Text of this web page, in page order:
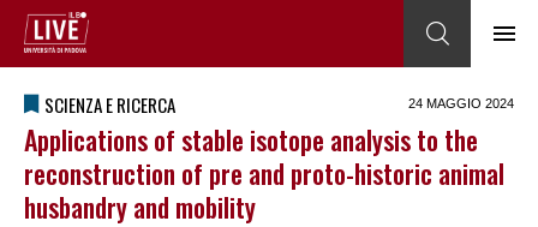
SCIENZA E RICERCA 24 MAGGIO 2024
Applications of stable isotope analysis to the
reconstruction of pre and proto-historic animal
husbandry and mobility